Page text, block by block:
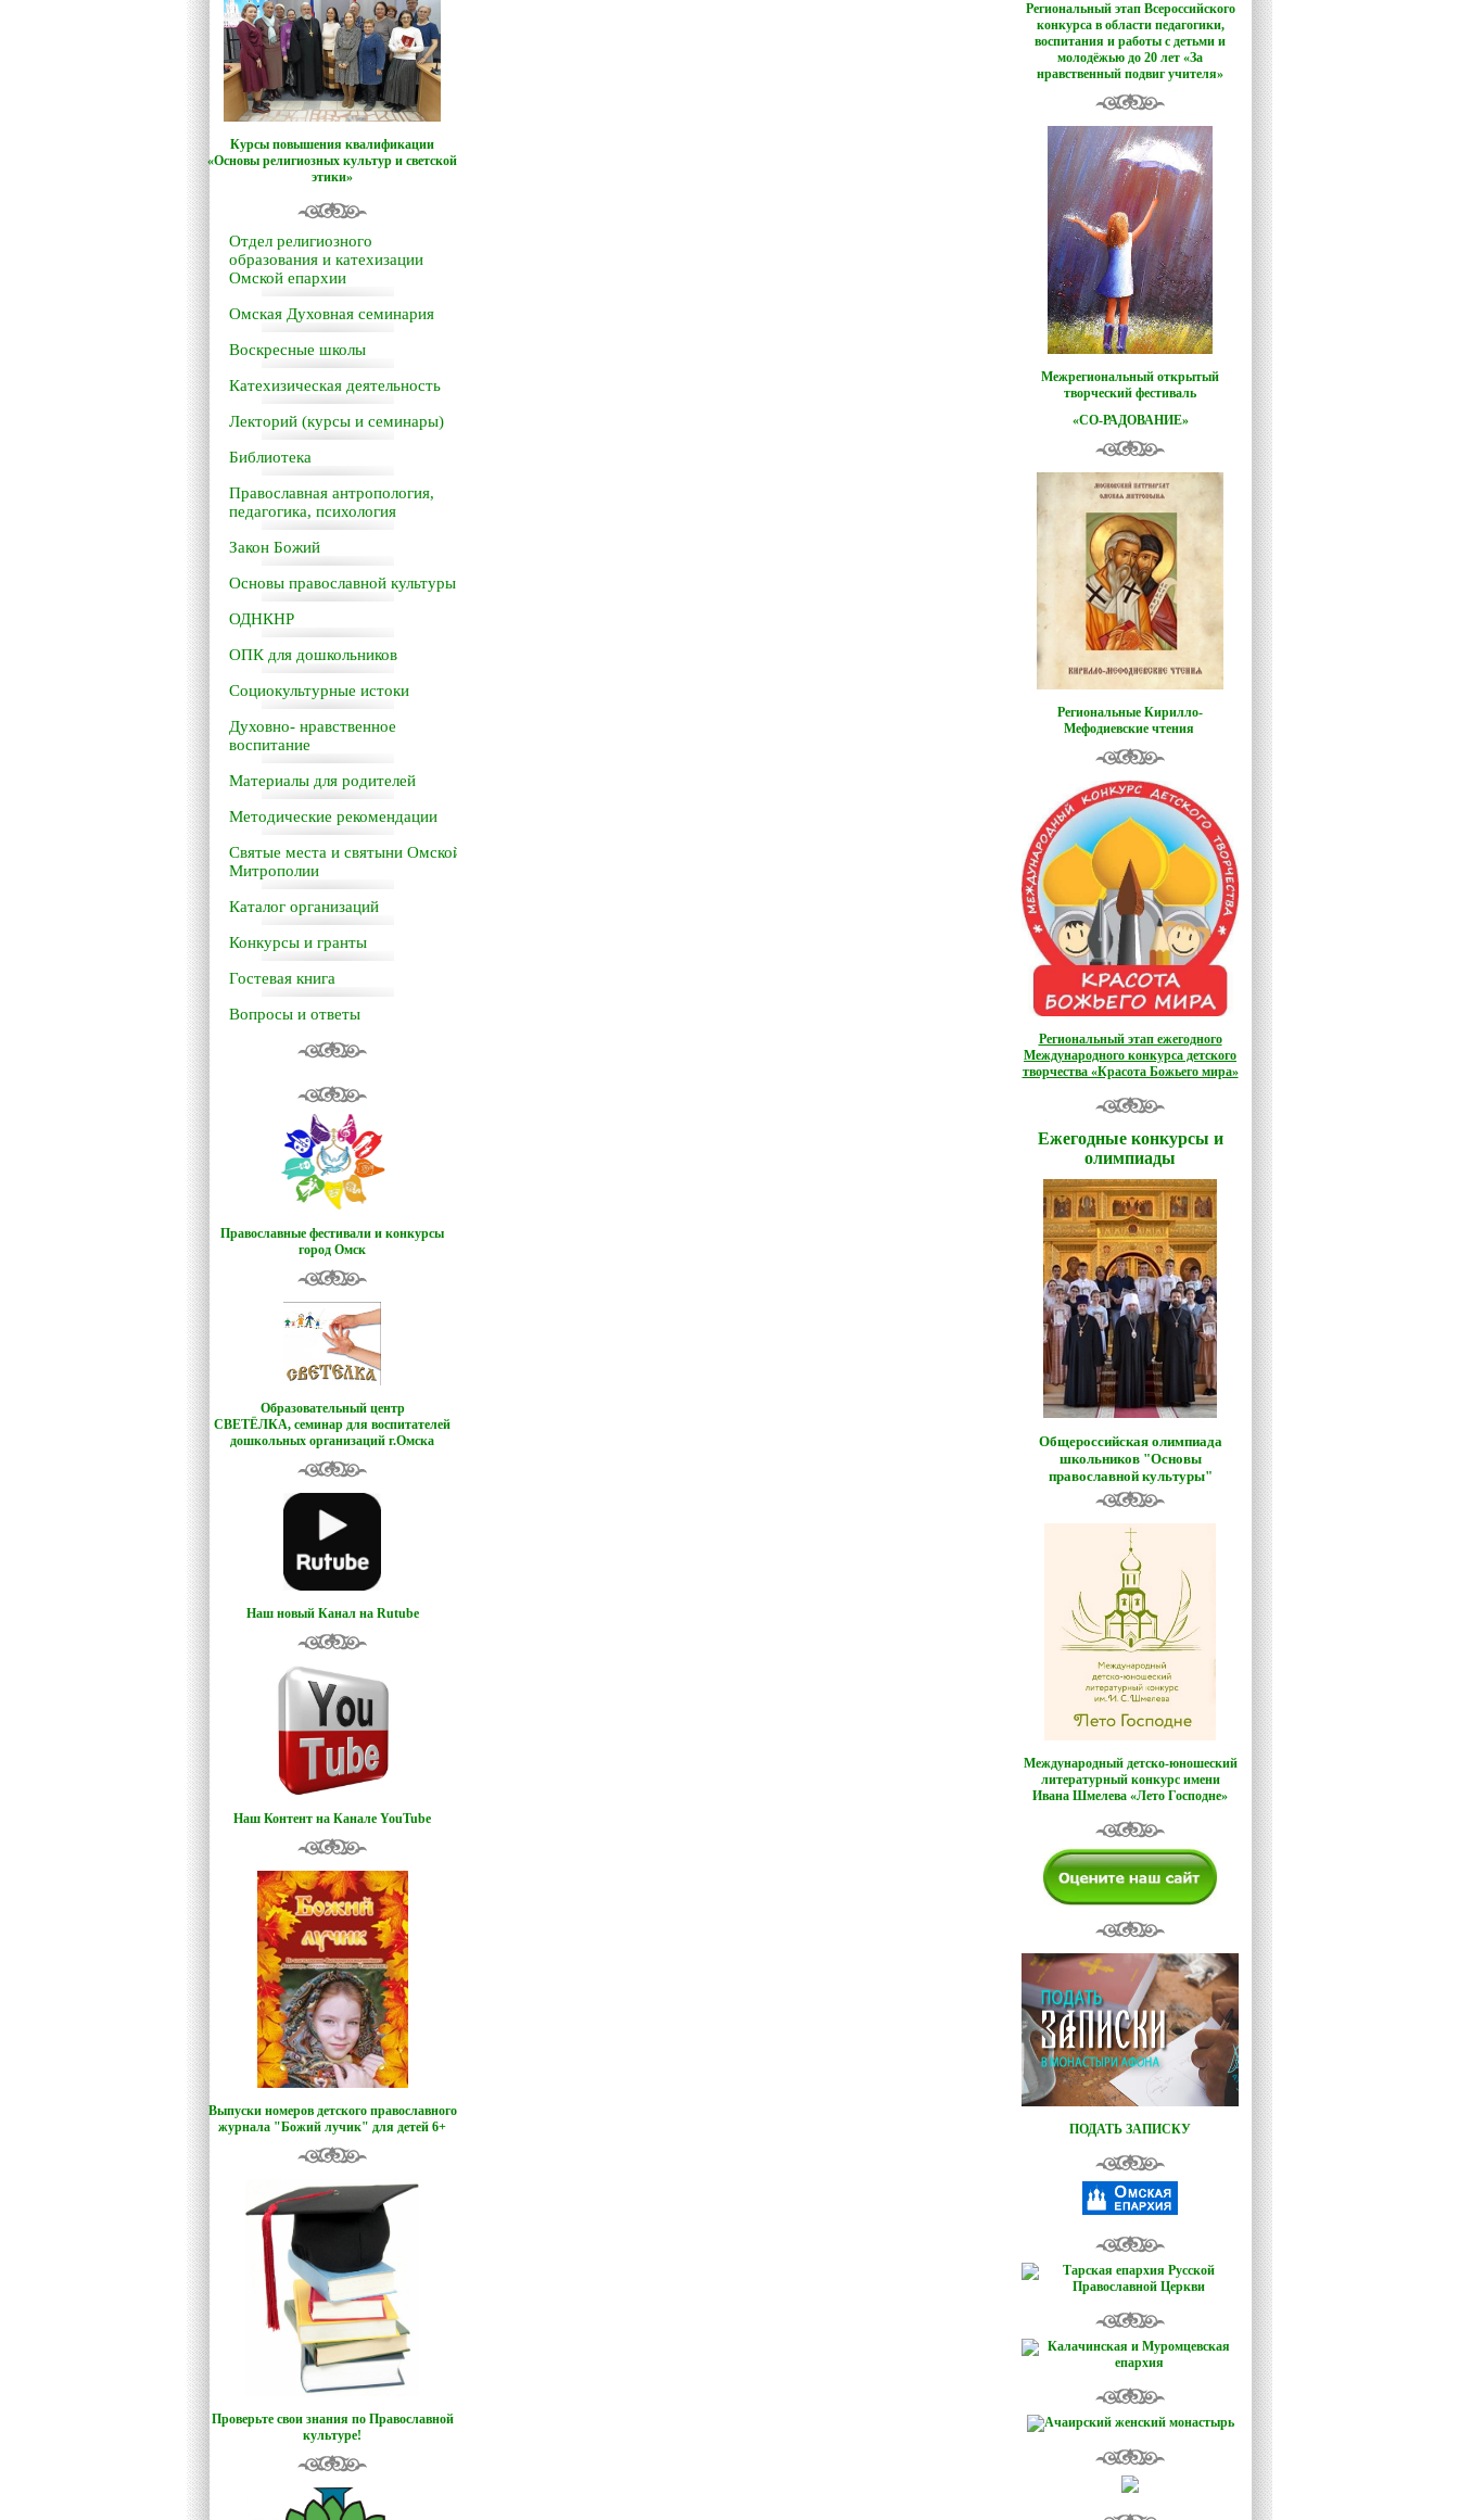
Курсы повышения квалификации
«Основы религиозных культур и светской
этики»
Отдел религиозного
образования и катехизации
Омской епархии
Омская Духовная семинария
Воскресные школы
Катехизическая деятельность
Лекторий (курсы и семинары)
Библиотека
Православная антропология,
педагогика, психология
Закон Божий
Основы православной культуры
ОДНКНР
ОПК для дошкольников
Социокультурные истоки
Духовно- нравственное
воспитание
Материалы для родителей
Методические рекомендации
Святые места и святыни Омской
Митрополии
Каталог организаций
Конкурсы и гранты
Гостевая книга
Вопросы и ответы
Православные фестивали и конкурсы
город Омск
Образовательный центр
СВЕТЁЛКА, семинар для воспитателей
дошкольных организаций г.Омска
Наш новый Канал на Rutube
Наш Контент на Канале YouTube
Выпуски номеров детского православного
журнала "Божий лучик" для детей 6+
Проверьте свои знания по Православной
культуре!
Региональный этап Всероссийского
конкурса в области педагогики,
воспитания и работы с детьми и
молодёжью до 20 лет «За
нравственный подвиг учителя»
Межрегиональный открытый
творческий фестиваль
«СО-РАДОВАНИЕ»
Региональные Кирилло-
Мефодиевские чтения
Региональный этап ежегодного
Международного конкурса детского
творчества «Красота Божьего мира»
Ежегодные конкурсы и
олимпиады
Общероссийская олимпиада
школьников "Основы
православной культуры"
Международный детско-юношеский
литературный конкурс имени
Ивана Шмелева «Лето Господне»
ПОДАТЬ ЗАПИСКУ